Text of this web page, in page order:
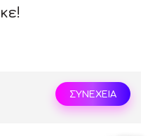
ΣΥΝΕΧΕΙΑ